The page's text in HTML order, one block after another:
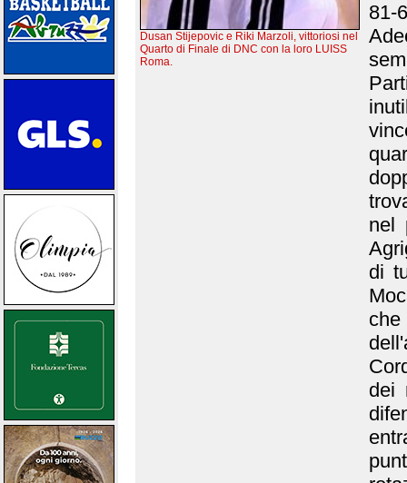
Dusan Stijepovic e Riki Marzoli, vittoriosi nel
Quarto di Finale di DNC con la loro LUISS
Roma.
81-
nel
di
dei